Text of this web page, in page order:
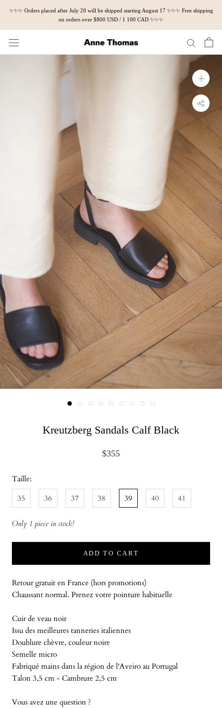
content
✨✨✨ Orders placed after July 20 will be shipped starting August 17 ✨✨✨ Free shipping
on orders over $800 USD / 1 100 CAD ✨✨✨
Kreutzberg Sandals Calf Black
$355
Taille:
35
36 37 38 39 40 41
Only 1 piece in stock!
ADD TO CART
Retour gratuit en France (hors promotions)
Chaussant normal. Prenez votre pointure habituelle
Cuir de veau noir
Issu des meilleures tanneries italiennes
Doublure chèvre, couleur noire
Semelle micro
Fabriqué mains dans la région de l'Aveiro au Portugal
Talon 3,5 cm - Cambrure 2,5 cm
Vous avez une question ?